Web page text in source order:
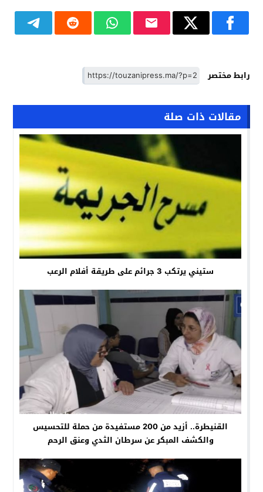
رابط مختصر
مقالات ذات صلة
ستيني يرتكب 3 جرائم على طريقة أفلام الرعب
القنيطرة.. أزيد من 200 مستفيدة من حملة للتحسيس
والكشف المبكر عن سرطان الثدي وعنق الرحم